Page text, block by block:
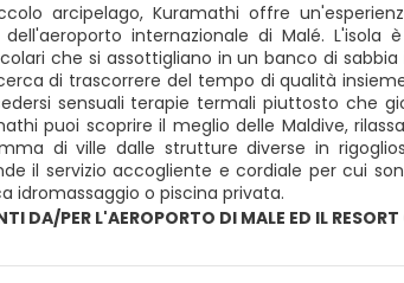
DA/PER L'AEROPORTO DI MALE ED IL
arcipelago, Kuramathi offre
internazionale di Malé. L'isola
che si assottigliano in un banco di
di trascorrere del tempo di qualità
sensuali terapie termali piuttosto che
puoi scoprire il meglio delle Maldive,
di ville dalle strutture diverse in
il servizio accogliente e cordiale per cui
idromassaggio o piscina privata.